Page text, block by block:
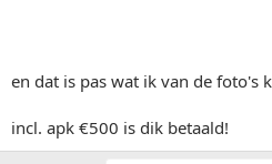
en dat is pas wat ik van de foto's
incl. apk €500 is dik betaald!